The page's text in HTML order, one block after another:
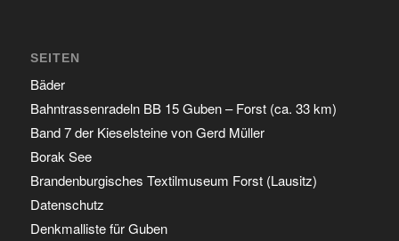
SEITEN
Bäder
Bahntrassenradeln BB 15 Guben – Forst (ca. 33 km)
Band 7 der Kieselsteine von Gerd Müller
Borak See
Brandenburgisches Textilmuseum Forst (Lausitz)
Datenschutz
Denkmalliste für Guben